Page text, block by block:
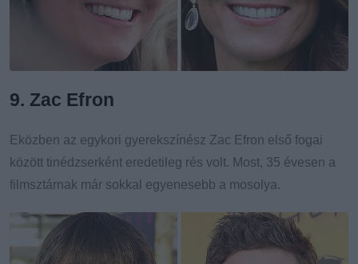
9. Zac Efron
Eközben az egykori gyerekszínész Zac Efron első fogai
között tinédzserként eredetileg rés volt. Most, 35 évesen a
filmsztárnak már sokkal egyenesebb a mosolya.